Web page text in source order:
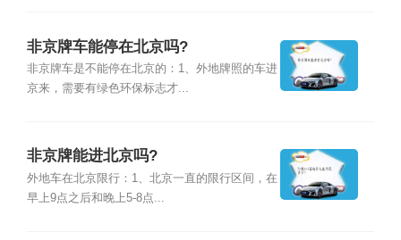
非京牌车能停在北京吗?
非京牌车是不能停在北京的：1、外地牌照的车进
京来，需要有绿色环保标志才...
非京牌能进北京吗?
外地车在北京限行：1、北京一直的限行区间，在
早上9点之后和晚上5-8点...